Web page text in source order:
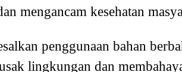
mengancam kesehatan
penggunaan bahan
lingkungan dan